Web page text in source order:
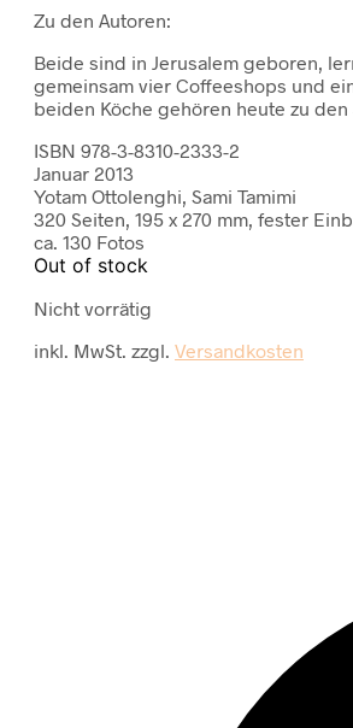
Zu den Autoren:
Beide sind in Jerusalem geboren,
gemeinsam vier Coffeeshops und
beiden Köche gehören heute zu
ISBN 978-3-8310-2333-2
Januar 2013
Yotam Ottolenghi, Sami Tamimi
320 Seiten, 195 x 270 mm, fester
ca. 130 Fotos
Out of stock
Nicht vorrätig
inkl. MwSt. zzgl. Versandkosten